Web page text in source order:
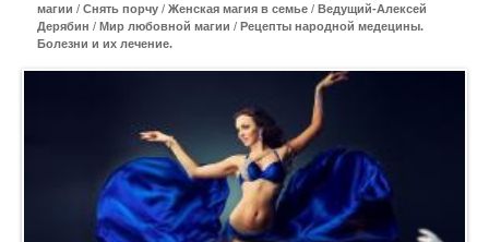
магии / Снять порчу / Женская магия в семье / Ведущий-Алексей
Дерябин / Мир любовной магии / Рецепты народной медецины.
Болезни и их лечение.